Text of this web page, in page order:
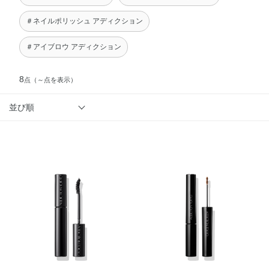
＃ネイルポリッシュ アディクション
＃アイブロウ アディクション
8点 （～点を表示）
並び順